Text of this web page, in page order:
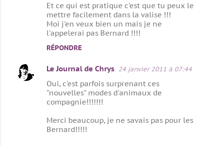
Et ce qui est pratique c'est que tu peux le
mettre facilement dans la valise !!!
Moi j'en veux bien un mais je ne
l'appelerai pas Bernard !!!!
RÉPONDRE
Le Journal de Chrys 24 janvier 2011 à 07:44
Oui, c'est parfois surprenant ces
"nouvelles" modes d'animaux de
compagnie!!!!!!!
Merci beaucoup, je ne savais pas pour les
Bernard!!!!!